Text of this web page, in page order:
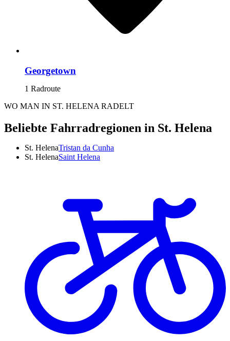
Georgetown
1 Radroute
WO MAN IN ST. HELENA RADELT
Beliebte Fahrradregionen in St. Helena
St. HelenaTristan da Cunha
St. HelenaSaint Helena